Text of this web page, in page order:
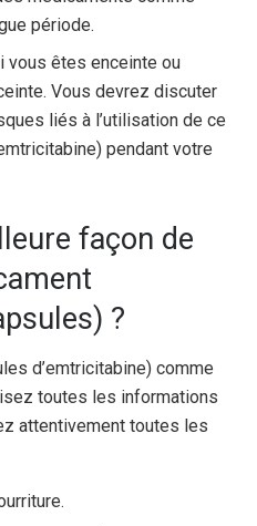
période.
vous êtes enceinte ou
Vous devrez discuter
liés à l’utilisation de ce
pendant votre
façon de
?
d’emtricitabine) comme
toutes les informations
attentivement toutes les